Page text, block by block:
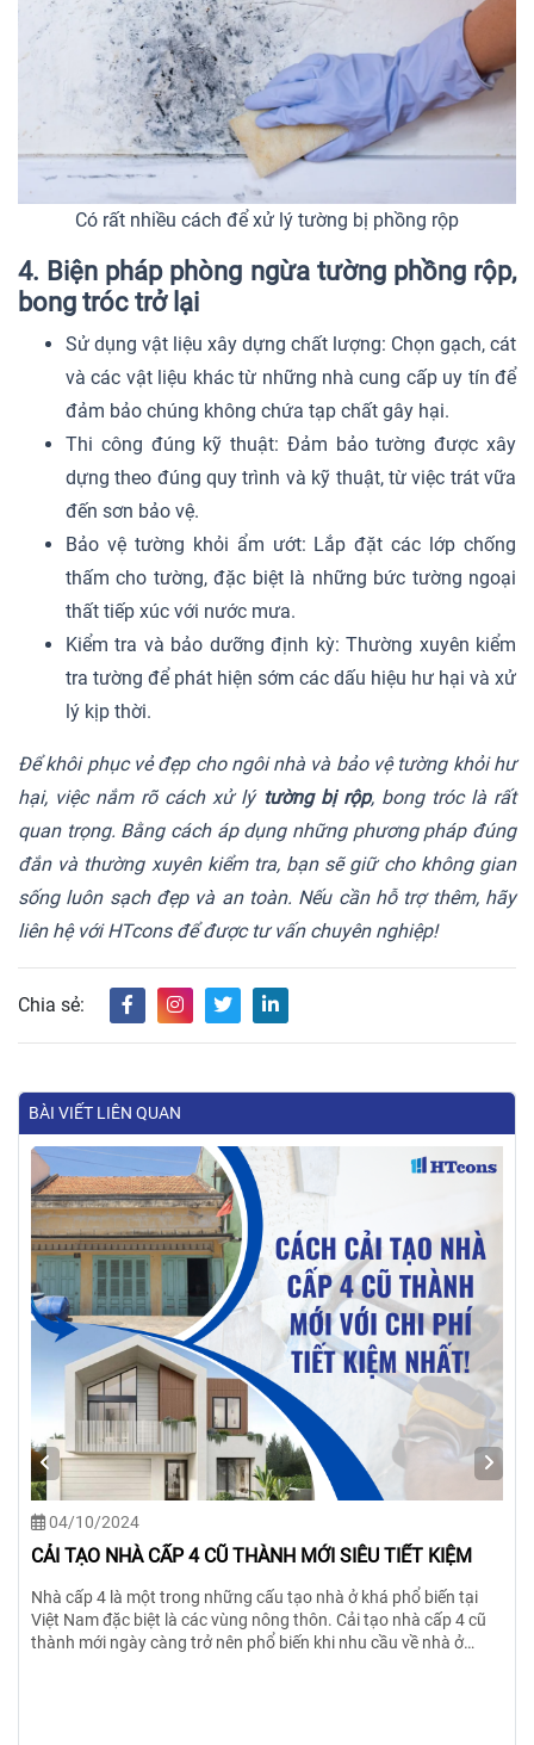
Có rất nhiều cách để xử lý tường bị phồng rộp
4. Biện pháp phòng ngừa tường phồng rộp,
bong tróc trở lại
Sử dụng vật liệu xây dựng chất lượng: Chọn gạch, cát
và các vật liệu khác từ những nhà cung cấp uy tín để
đảm bảo chúng không chứa tạp chất gây hại.
Thi công đúng kỹ thuật: Đảm bảo tường được xây
dựng theo đúng quy trình và kỹ thuật, từ việc trát vữa
đến sơn bảo vệ.
Bảo vệ tường khỏi ẩm ướt: Lắp đặt các lớp chống
thấm cho tường, đặc biệt là những bức tường ngoại
thất tiếp xúc với nước mưa.
Kiểm tra và bảo dưỡng định kỳ: Thường xuyên kiểm
tra tường để phát hiện sớm các dấu hiệu hư hại và xử
lý kịp thời.
Để khôi phục vẻ đẹp cho ngôi nhà và bảo vệ tường khỏi hư
hại, việc nắm rõ cách xử lý tường bị rộp, bong tróc là rất
quan trọng. Bằng cách áp dụng những phương pháp đúng
đắn và thường xuyên kiểm tra, bạn sẽ giữ cho không gian
sống luôn sạch đẹp và an toàn. Nếu cần hỗ trợ thêm, hãy
liên hệ với HTcons để được tư vấn chuyên nghiệp!
Chia sẻ:
BÀI VIẾT LIÊN QUAN
30/12/2023
9 cách xử lý chống thấm trần nhà hiệu quả nhất
Trần nhà là vị trí thường xuyên phải đối mặt với tác động trực
tiếp từ thời tiết, đặc biệt là từ những cơn mưa. Do đó, khả năng
của ngôi nhà bị thấm, ẩm, hay nứt thường khó tránh khỏi nếu